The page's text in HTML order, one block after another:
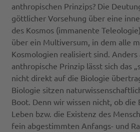
anthropischen Prinzips? Die
göttlicher Vorsehung über eine
des Kosmos (immanente
über ein Multiversum, in dem alle
Kosmologien realisiert sind. Anders
anthropische Prinzip lässt sich das
nicht direkt auf die Biologie
Biologie sitzen
Boot. Denn wir wissen nicht, ob die
Leben bzw. die Existenz des
fein abgestimmten Anfangs- und